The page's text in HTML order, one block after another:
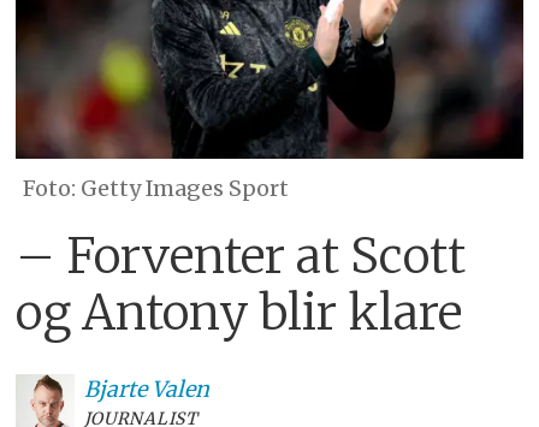
Getty Images Sport
– Forventer at Scott
og Antony blir klare
Bjarte Valen
JOURNALIST